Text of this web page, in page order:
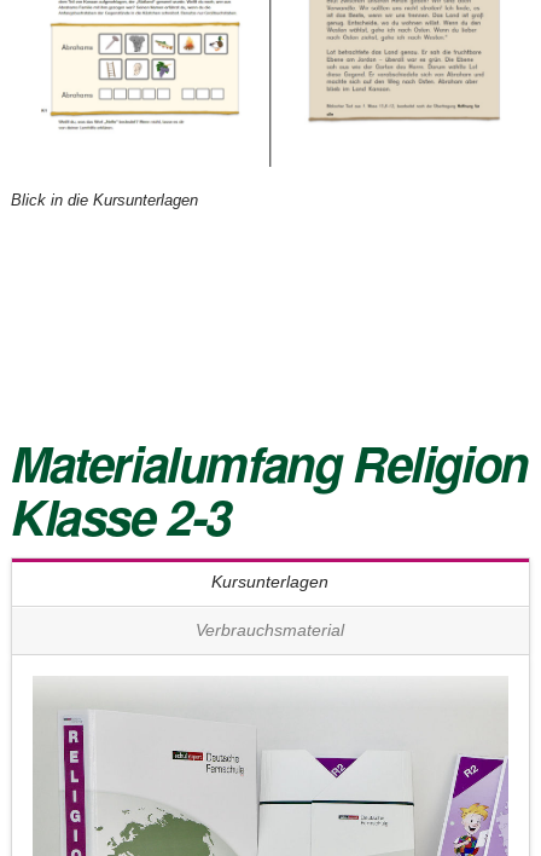
Blick in die Kursunterlagen
MaterialumfangReligion
Klasse 2-3
Kursunterlagen
Verbrauchsmaterial